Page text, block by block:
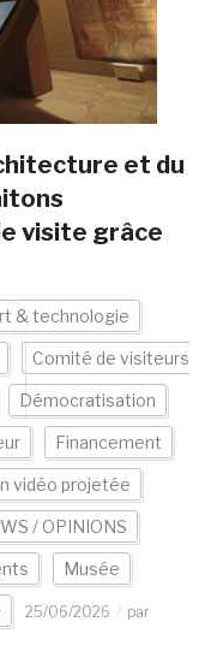
et du
visite grâce
& technologie
Comité de visiteurs
Démocratisation
Financement
vidéo projetée
/ OPINIONS
Musée
25/06/2026
par